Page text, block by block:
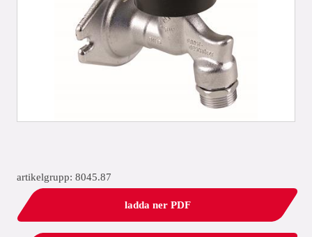
artikelgrupp: 8045.87
ladda ner PDF